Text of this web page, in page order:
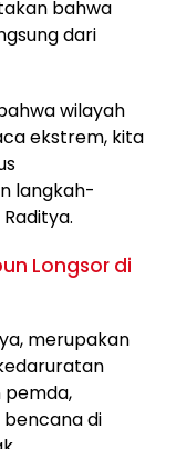
bahwa
dari
wilayah
ekstrem, kita
langkah-
Longsor di
merupakan
pemda,
bencana di